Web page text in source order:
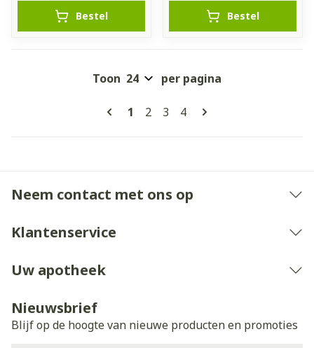
Bestel Bestel
Pagina's
U lees momenteel pagina
1 Pagina
2 Pagina
3 Pagina
4
Toon per pagina
Neem contact met ons op
Klantenservice
Uw apotheek
Nieuwsbrief
Blijf op de hoogte van nieuwe producten en promoties